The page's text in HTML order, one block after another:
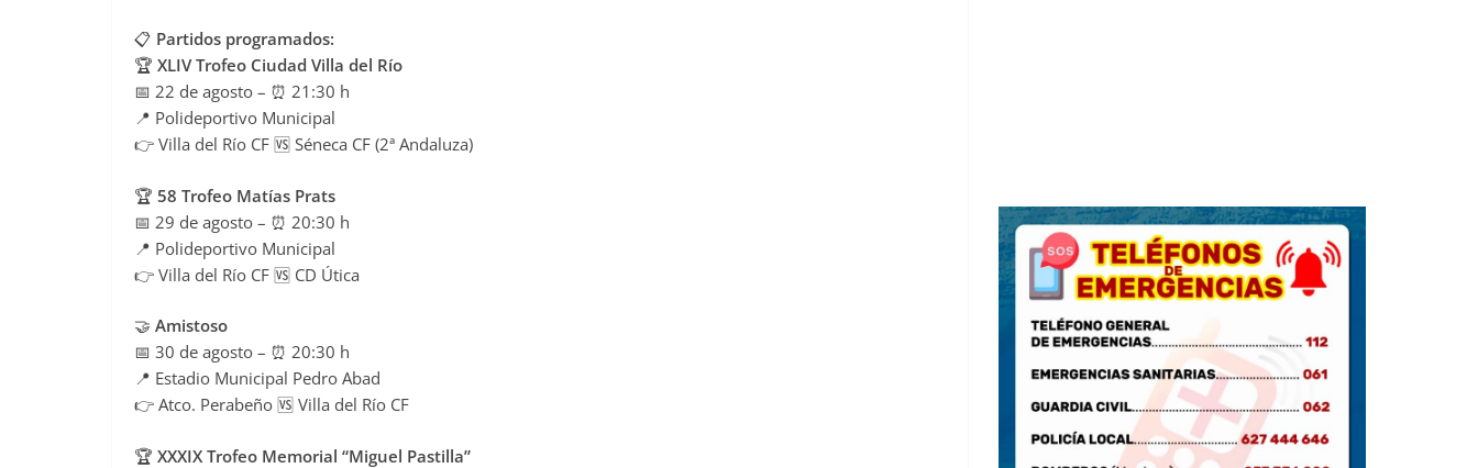
o
o
k
📋 Partidos programados:
🏆 XLIV Trofeo Ciudad Villa del Río
📅 22 de agosto – ⏰ 21:30 h
📍 Polideportivo Municipal
👉 Villa del Río CF 🆚 Séneca CF (2ª Andaluza)
🏆 58 Trofeo Matías Prats
📅 29 de agosto – ⏰ 20:30 h
📍 Polideportivo Municipal
👉 Villa del Río CF 🆚 CD Útica
🤝 Amistoso
📅 30 de agosto – ⏰ 20:30 h
📍 Estadio Municipal Pedro Abad
👉 Atco. Perabeño 🆚 Villa del Río CF
🏆 XXXIX Trofeo Memorial “Miguel Pastilla”